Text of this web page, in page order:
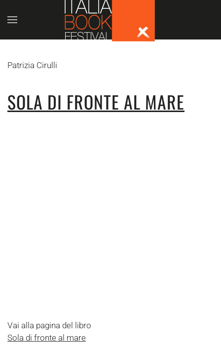
Skip to main content
Patrizia Cirulli
SOLA DI FRONTE AL MARE
Vai alla pagina del libro
Sola di fronte al mare